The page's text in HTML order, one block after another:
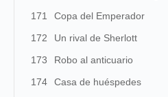
171
Copa del Emperador
172
Un rival de Sherlott
173
Robo al anticuario
174
Casa de huéspedes